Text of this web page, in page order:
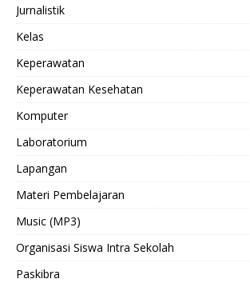
Jurnalistik
Kelas
Keperawatan
Keperawatan Kesehatan
Komputer
Laboratorium
Lapangan
Materi Pembelajaran
Music (MP3)
Organisasi Siswa Intra Sekolah
Paskibra